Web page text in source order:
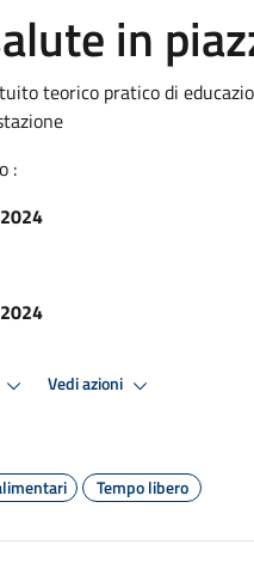
in
teorico pratico di
:
Vedi azioni
Tempo libero